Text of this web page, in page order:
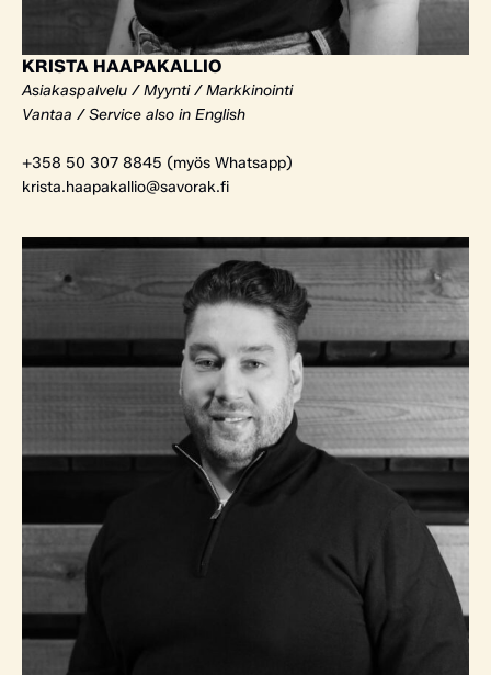
KRISTA HAAPAKALLIO
Asiakaspalvelu / Myynti / Markkinointi
Vantaa / Service also in English
+358 50 307 8845 (myös Whatsapp)
krista.haapakallio@savorak.fi